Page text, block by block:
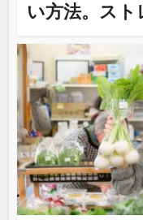
い方法。スト